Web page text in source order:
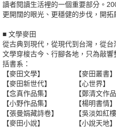
讀者閱讀生活裡的一個重要部分。
更開闊的眼光、更穩健的步伐，開拓
■ 文學麥田
從古典到現代，從現代到台灣，從
文學穿梭古今、行腳各地，只為敲
括書系：
【麥田文學】
【麥田叢書】
【麥田新世代】
【心世界】
【念真作品集】
【鄭清文作品
【小野作品集】
【楊明書情】
【張曼娟藏詩卷】
【吳淡如紅樓
【麥田小說】
【小說天地】